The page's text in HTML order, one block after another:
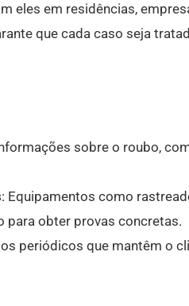
eles em residências,
que cada caso seja
sobre o roubo,
: Equipamentos como
obter provas concretas.
periódicos que mantêm o